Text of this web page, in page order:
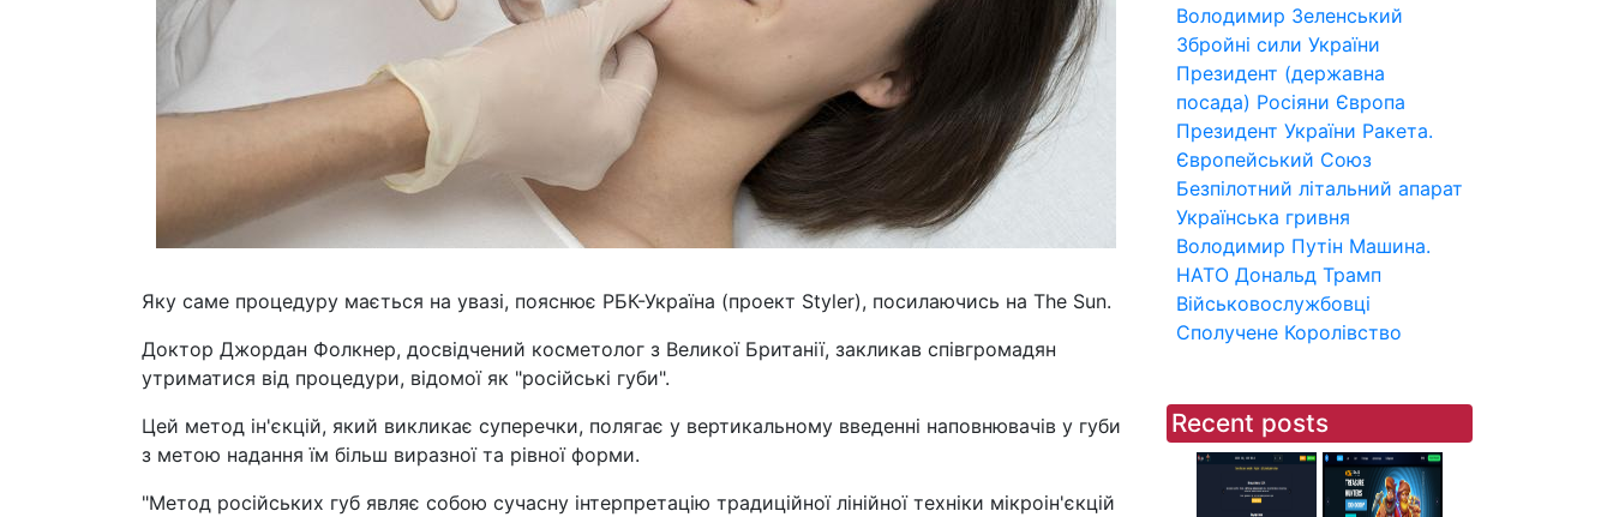
Яку саме процедуру мається на увазі, пояснює РБК-Україна (проект Styler), посилаючись на The Sun.
Доктор Джордан Фолкнер, досвідчений косметолог з Великої Британії, закликав співгромадян
утриматися від процедури, відомої як "російські губи".
Цей метод ін'єкцій, який викликає суперечки, полягає у вертикальному введенні наповнювачів у губи
з метою надання їм більш виразної та рівної форми.
"Метод російських губ являє собою сучасну інтерпретацію традиційної лінійної техніки мікроін'єкцій
Володимир Зеленський
Збройні сили України
Президент (державна
посада) Росіяни Європа
Президент України Ракета.
Європейський Союз
Безпілотний літальний апарат
Українська гривня
Володимир Путін Машина.
НАТО Дональд Трамп
Військовослужбовці
Сполучене Королівство
Recent posts